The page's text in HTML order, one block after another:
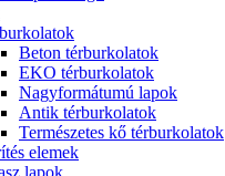
Beton térburkolatok
EKO térburkolatok
Nagyformátumú lapok
Antik térburkolatok
Természetes kő térburkolatok
elemek
lapok